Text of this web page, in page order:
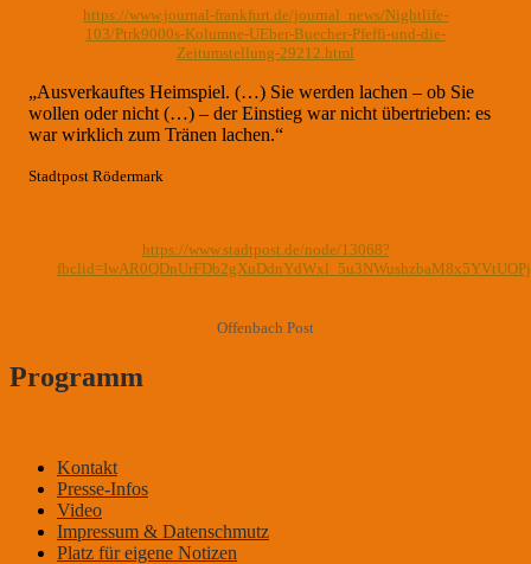
https://www.journal-frankfurt.de/journal_news/Nightlife-
103/Ptrk9000s-Kolumne-UEber-Buecher-Pfeffi-und-die-
Zeitumstellung-29212.html
„Ausverkauftes Heimspiel. (…) Sie werden lachen – ob Sie
wollen oder nicht (…) – der Einstieg war nicht übertrieben: es
war wirklich zum Tränen lachen.“
Stadtpost Rödermark
https://www.stadtpost.de/node/13068?
Offenbach Post
Programm
DER KLEINE MANN MIT DEM WITZ
Kontakt
Presse-Infos
Video
Impressum & Datenschmutz
Platz für eigene Notizen